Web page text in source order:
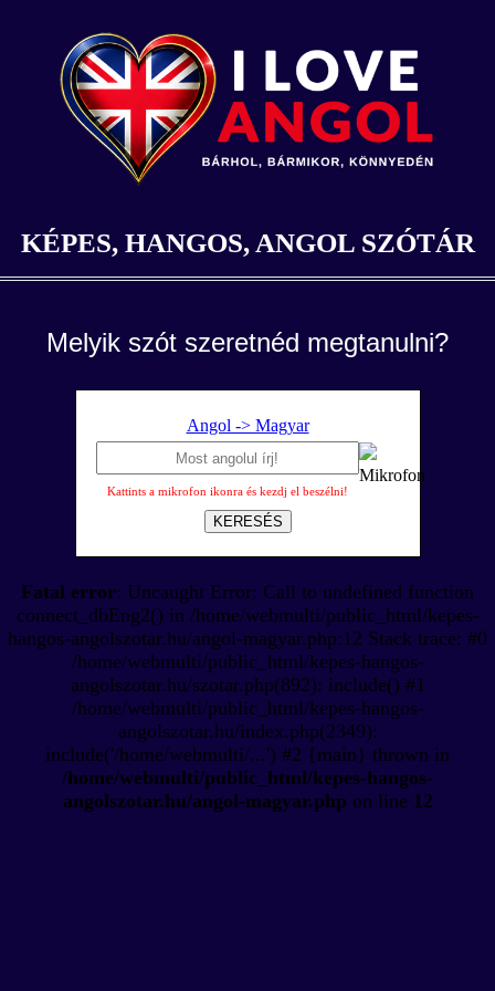
KÉPES, HANGOS, ANGOL SZÓTÁR
Melyik szót szeretnéd megtanulni?
Angol -> Magyar
Kattints a mikrofon ikonra és kezdj el beszélni!
KERESÉS
Fatal error: Uncaught Error: Call to undefined function
connect_dbEng2() in /home/webmulti/public_html/kepes-
hangos-angolszotar.hu/angol-magyar.php:12 Stack trace: #0
/home/webmulti/public_html/kepes-hangos-
angolszotar.hu/szotar.php(892): include() #1
/home/webmulti/public_html/kepes-hangos-
angolszotar.hu/index.php(2349):
include('/home/webmulti/...') #2 {main} thrown in
/home/webmulti/public_html/kepes-hangos-
angolszotar.hu/angol-magyar.php on line 12